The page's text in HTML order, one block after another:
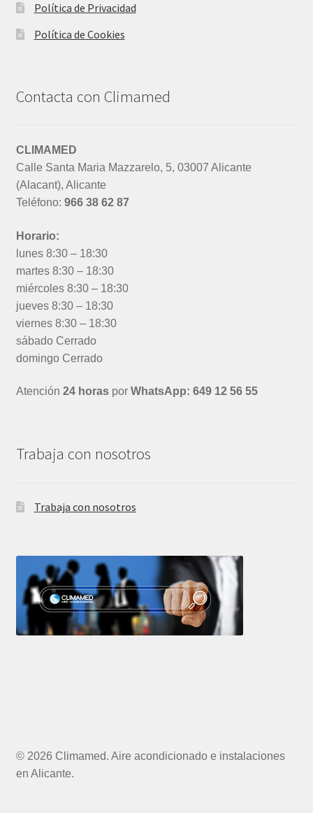
Política de Privacidad
Política de Cookies
Contacta con Climamed
CLIMAMED
Calle Santa Maria Mazzarelo, 5, 03007 Alicante
(Alacant), Alicante
Teléfono: 966 38 62 87
Horario:
lunes 8:30 – 18:30
martes 8:30 – 18:30
miércoles 8:30 – 18:30
jueves 8:30 – 18:30
viernes 8:30 – 18:30
sábado Cerrado
domingo Cerrado
Atención 24 horaspor WhatsApp: 649 12 56 55
Trabaja con nosotros
Trabaja con nosotros
© 2026 Climamed. Aire acondicionado e instalaciones
en Alicante.